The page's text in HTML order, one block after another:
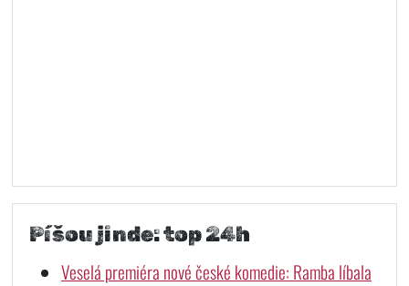
Píšou jinde: top 24h
Veselá premiéra nové české komedie: Ramba líbala